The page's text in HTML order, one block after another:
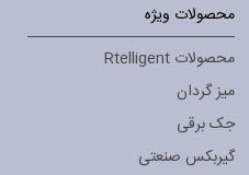
محصولات ویژه
محصولات Rtelligent
میز گردان
جک برقی
گیربکس صنعتی